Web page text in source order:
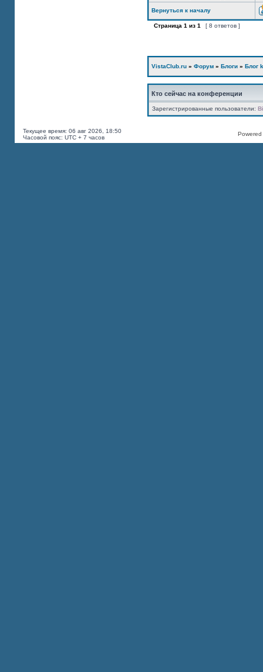
Вернуться к началу
Страница 1 из 1 [ 8 ответов ]
VistaClub.ru » Форум » Блоги » Блог
Кто сейчас на конференции
Зарегистрированные пользователи:
Текущее время: 06 авг 2026, 18:50
Часовой пояс: UTC + 7 часов